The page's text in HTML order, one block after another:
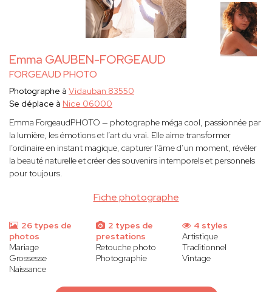
Emma GAUBEN-FORGEAUD
FORGEAUD PHOTO
Fiche photographe
Photographe à Vidauban 83550
Se déplace à Nice 06000
Emma ForgeaudPHOTO — photographe méga cool, passionnée par
la lumière, les émotions et l’art du vrai. Elle aime transformer
l’ordinaire en instant magique, capturer l’âme d’un moment, révéler
la beauté naturelle et créer des souvenirs intemporels et personnels
pour toujours.
26 types de
photos
Mariage
Grossesse
Naissance
2 types de
prestations
Retouche photo
Photographie
4 styles
Artistique
Traditionnel
Vintage